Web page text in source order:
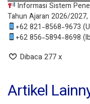
Informasi Sistem
Tahun Ajaran 2026/
+62 821-8568-9673
+62 856-5894-8698
Dibaca 277 x
Artikel